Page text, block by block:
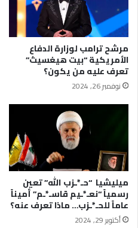
مرشح ترامب لوزارة الدفاع
الأمريكية “بيت هيغسيث”
تعرف عليه من يكون؟
نوفمبر 26, 2024
ميليشيا “حـ*ـزب الله” تعين
رسمياً “نعـ*ـيم قاسـ*ـم” أميناً
عاماً للحـ*ـزب… ماذا تعرف عنه؟
أكتوبر 29, 2024